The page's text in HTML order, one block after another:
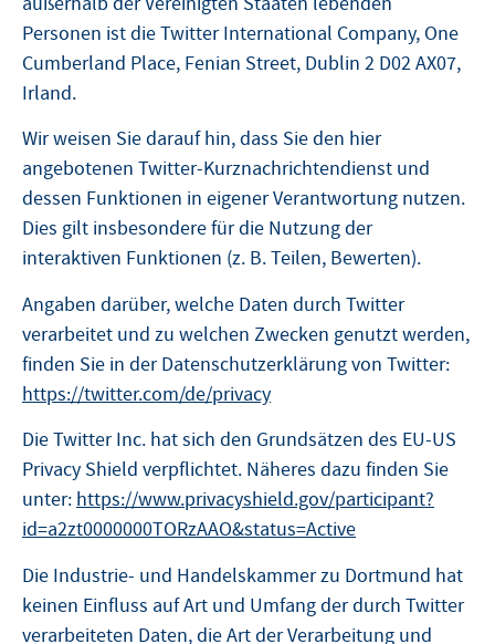
Personen ist die Twitter International Company, One
Cumberland Place, Fenian Street, Dublin 2 D02 AX07,
Irland.
Wir weisen Sie darauf hin, dass Sie den hier
angebotenen Twitter-Kurznachrichtendienst und
dessen Funktionen in eigener Verantwortung nutzen.
Dies gilt insbesondere für die Nutzung der
interaktiven Funktionen (z. B. Teilen, Bewerten).
Angaben darüber, welche Daten durch Twitter
verarbeitet und zu welchen Zwecken genutzt werden,
finden Sie in der Datenschutzerklärung von Twitter:
https://twitter.com/de/privacy
Die Twitter Inc. hat sich den Grundsätzen des EU-US
Privacy Shield verpflichtet. Näheres dazu finden Sie
unter: https://www.privacyshield.gov/participant?
id=a2zt0000000TORzAAO&status=Active
Die Industrie- und Handelskammer zu Dortmund hat
keinen Einfluss auf Art und Umfang der durch Twitter
verarbeiteten Daten, die Art der Verarbeitung und